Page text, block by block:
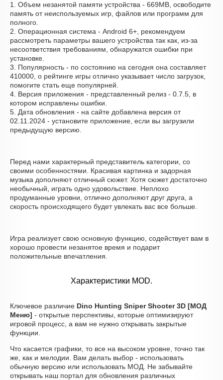
1. Объем незанятой памяти устройства - 669MB, освободите
память от неиспользуемых игр, файлов или программ для
полного.
2. Операционная система - Android 6+, рекомендуем
рассмотреть параметры вашего устройства так как, из-за
несоответствия требованиям, обнаружатся ошибки при
установке.
3. Популярность - по состоянию на сегодня она составляет
410000, о рейтинге игры отлично указывает число загрузок,
помогите стать еще популярней.
4. Версия приложения - представленный релиз - 0.7.5, в
котором исправлены ошибки.
5. Дата обновления - на сайте добавлена версия от
02.11.2024 - установите приложение, если вы загрузили
предыдущую версию.
Перед нами характерный представитель категории, со
своими особенностями. Красивая картинка и задорная
музыка дополняют отличный сюжет. Хотя сюжет достаточно
необычный, играть одно удовольствие. Неплохо
продуманные уровни, отлично дополняют друг друга, а
скорость происходящего будет увлекать вас все больше.
Игра реализует свою основную функцию, содействует вам в
хорошо провести незанятое время и подарит
положительные впечатления.
Характеристики MOD.
Ключевое различие Dino Hunting Sniper Shooter 3D [МОД
Меню] - открытые перспективы, которые оптимизируют
игровой процесс, а вам не нужно открывать закрытые
функции.
Что касается графики, то все на высоком уровне, точно так
же, как и мелодии. Вам делать выбор - использовать
обычную версию или использовать МОД. Не забывайте
открывать наш портал для обновления различных